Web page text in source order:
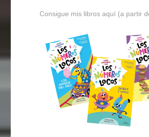
Consigue mis libros aquí (a partir